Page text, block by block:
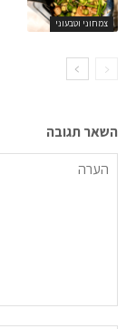
צמחוני וטבעוני
השאר תגובה